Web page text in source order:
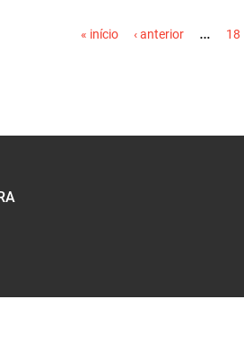
« início ‹ anterior … 18